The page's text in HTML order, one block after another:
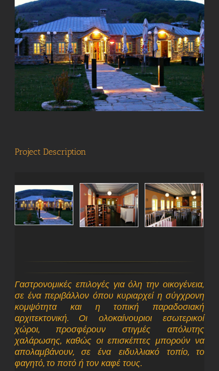
Image
Project Description
Γαστρονομικές επιλογές για όλη την οικογένεια,
σε ένα περιβάλλον όπου κυριαρχεί η σύγχρονη
κομψότητα και η τοπική παραδοσιακή
αρχιτεκτονική. Οι ολοκαίνουριοι εσωτερικοί
χώροι, προσφέρουν στιγμές απόλυτης
χαλάρωσης, καθώς οι επισκέπτες μπορούν να
απολαμβάνουν, σε ένα ειδυλλιακό τοπίο, το
φαγητό, το ποτό ή τον καφέ τους.